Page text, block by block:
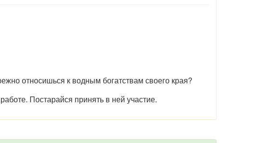
относишься к водным богатствам своего края?
Постарайся принять в ней участие.